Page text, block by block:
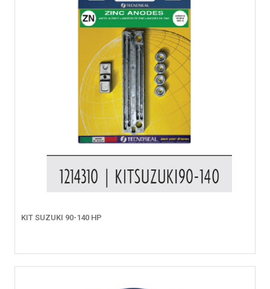
KIT SUZUKI 90-140 HP